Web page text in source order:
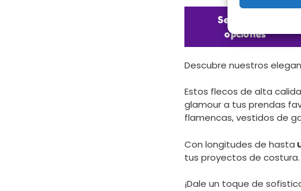
Seleccionar
opciones
Descubre nuestros
Estos flecos de alta
glamour a tus prendas
flamencas, vestidos de
Con longitudes de hasta
tus proyectos de costura.
¡Dale un toque de